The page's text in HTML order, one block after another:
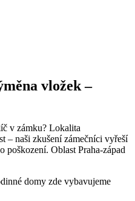
vložek –
v zámku? Lokalita
– naši zkušení zámečníci vyřeší
poškození. Oblast Praha-západ
domy zde vybavujeme